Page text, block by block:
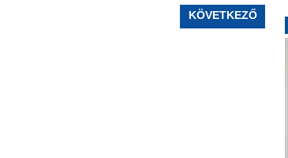
KÖVETKEZŐ